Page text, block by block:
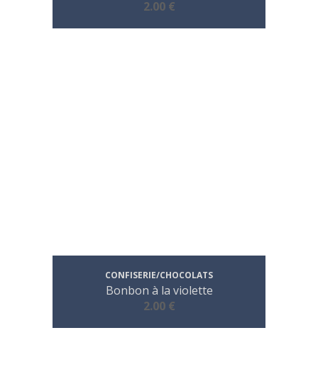
2.00 €
CONFISERIE/CHOCOLATS
Bonbon à la violette
2.00 €